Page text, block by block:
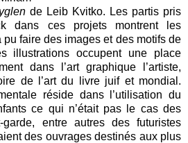
de Leib Kvitko. Les partis pris
dans ces projets montrent les
pu faire des images et des motifs de
illustrations occupent une place
dans l’art graphique l’artiste,
de l’art du livre juif et mondial.
réside dans l’utilisation du
ce qui n’était pas le cas des
garde, entre autres des futuristes
des ouvrages destinés aux plus